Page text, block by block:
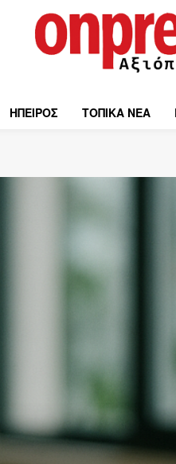
ΗΠΕΙΡΟΣ ΤΟΠΙΚΑ ΝΕΑ